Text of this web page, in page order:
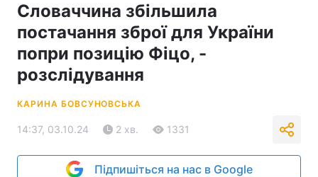
Словаччина збільшила
постачання зброї для України
попри позицію Фіцо, -
розслідування
КАРИНА БОВСУНОВСЬКА
14:37, 03.10.24 2 хв. 1331
Підпишіться на нас в Google